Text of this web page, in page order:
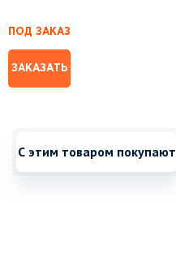
ПОД ЗАКАЗ
ЗАКАЗАТЬ
С этим товаром покупают